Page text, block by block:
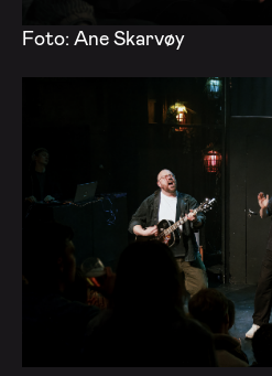
Foto: Ane Skarvøy